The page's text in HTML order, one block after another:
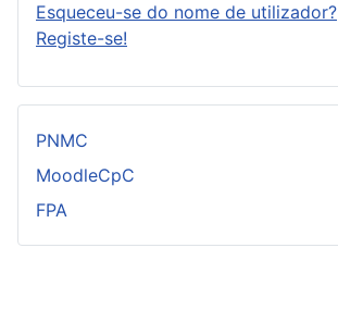
Esqueceu-se do nome de utilizador?
Registe-se!
PNMC
MoodleCpC
FPA